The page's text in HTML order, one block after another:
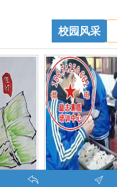
校园风采
调皮的学生叛逆的孩子在特训学校娱乐中学习-调皮的问题学生怎么教育找什么机构